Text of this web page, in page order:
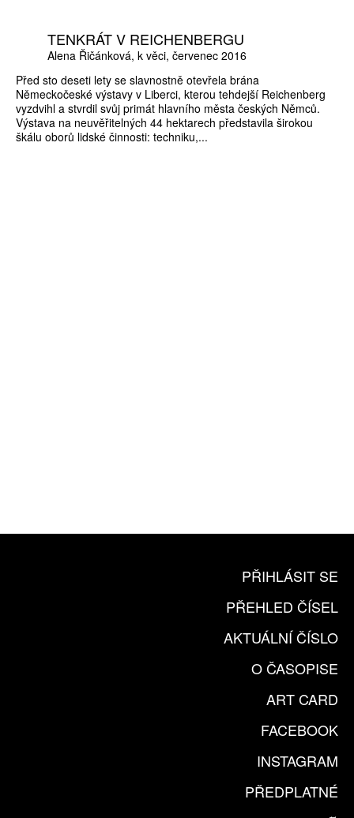
TENKRÁT V REICHENBERGU
Alena Řičánková k věci červenec 2016
Před sto deseti lety se slavnostně otevřela brána
Německočeské výstavy v Liberci, kterou tehdejší Reichenberg
vyzdvihl a stvrdil svůj primát hlavního města českých Němců.
Výstava na neuvěřitelných 44 hektarech představila širokou
škálu oborů lidské činnosti: techniku,...
PŘIHLÁSIT SE
PŘEHLED ČÍSEL
AKTUÁLNÍ ČÍSLO
O ČASOPISE
ART CARD
FACEBOOK
INSTAGRAM
PŘEDPLATNÉ